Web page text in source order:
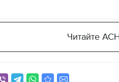
Читайте